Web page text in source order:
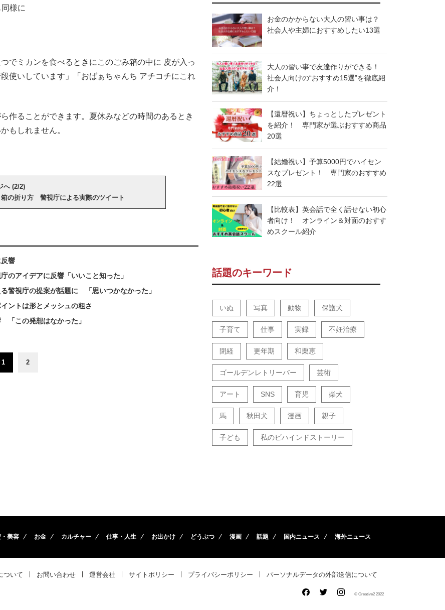
様に
でミカンを食べるときにこのごみ箱の中に 皮が入っ
使いしています」「おばぁちゃんち アチコチにこれ
作ることができます。夏休みなどの時間のあるとき
もしれません。
へ (2/2)
の折り方 警視庁による実際のツイート
響
アイデアに反響「いいこと知った」
警視庁の提案が話題に 「思いつかなかった」
ントは形とメッシュの粗さ
この発想はなかった」
1 2
お金のかからない大人の習い事は？
社会人や主婦におすすめしたい13選
大人の習い事で友達作りができる！
社会人向けの“おすすめ15選”を徹底紹
介！
【還暦祝い】ちょっとしたプレゼント
を紹介！ 専門家が選ぶおすすめ商品
20選
【結婚祝い】予算5000円でハイセン
スなプレゼント！ 専門家のおすすめ
22選
【比較表】英会話で全く話せない初心
者向け！ オンライン＆対面のおすす
めスクール紹介
話題のキーワード
いぬ 写真 動物 保護犬
子育て 仕事 実録 不妊治療
閉経 更年期 和栗恵
ゴールデンレトリーバー 芸術
アート SNS 育児 柴犬
馬 秋田犬 漫画 親子
子ども 私のビハインドストーリー
美容 お金 カルチャー 仕事・人生 お出かけ どうぶつ 漫画 話題 国内ニュース 海外ニュース
ついて お問い合わせ 運営会社 サイトポリシー プライバシーポリシー パーソナルデータの外部送信について
© Creative2 2022